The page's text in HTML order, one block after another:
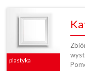
plastyka